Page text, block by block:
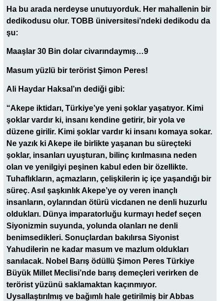
Ha bu arada nerdeyse unutuyorduk. Her mahallenin bir
dedikodusu olur. TOBB üniversitesi’ndeki dedikodu da
şu:
Maaşlar 30 Bin dolar civarındaymış…9
Masum yüzlü bir terörist Şimon Peres!
Ali Haydar Haksal’ın dediği gibi:
“Akepe iktidarı, Türkiye’ye yeni şoklar yaşatıyor. Kimi
şoklar vardır ki, insanı kendine getirir, bir yola ve
düzene girilir. Kimi şoklar vardır ki insanı komaya sokar.
Ne yazık ki Akepe ile birlikte yaşanan bu süreçteki
şoklar, insanları uyuşturan, bilinç kırılmasına neden
olan ve yenilgiyi peşinen kabul eden bir özellikte.
Tuhaflıkların, açmazların, çelişkilerin iç içe yaşandığı bir
süreç. Asıl şaşkınlık Akepe’ye oy veren inançlı
insanların, oylarından ötürü vicdanen ne denli huzurlu
oldukları. Dünya imparatorluğu kurmayı hedef seçen
Siyonizmin suyunda, yolunda olanları ne denli
benimsedikleri. Sonuçlardan bakılırsa Siyonist
Yahudilerin ne kadar masum ve mazlum oldukları
sanılacak. Nobel Barış ödüllü Şimon Peres Türkiye
Büyük Millet Meclisi’nde barış demeçleri verirken de
terörist yüzünü saklamaktan kaçınmıyor.
Uysallaştırılmış ve bağımlı hale getirilmiş bir Abbas